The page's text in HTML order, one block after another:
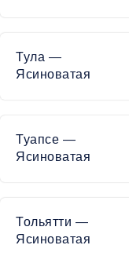
Тула —
Ясиноватая
Туапсе —
Ясиноватая
Тольятти —
Ясиноватая